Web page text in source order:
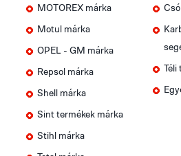
MOTOREX márka
Motul márka
OPEL - GM márka
Repsol márka
Shell márka
Sint termékek márka
Stihl márka
Téli